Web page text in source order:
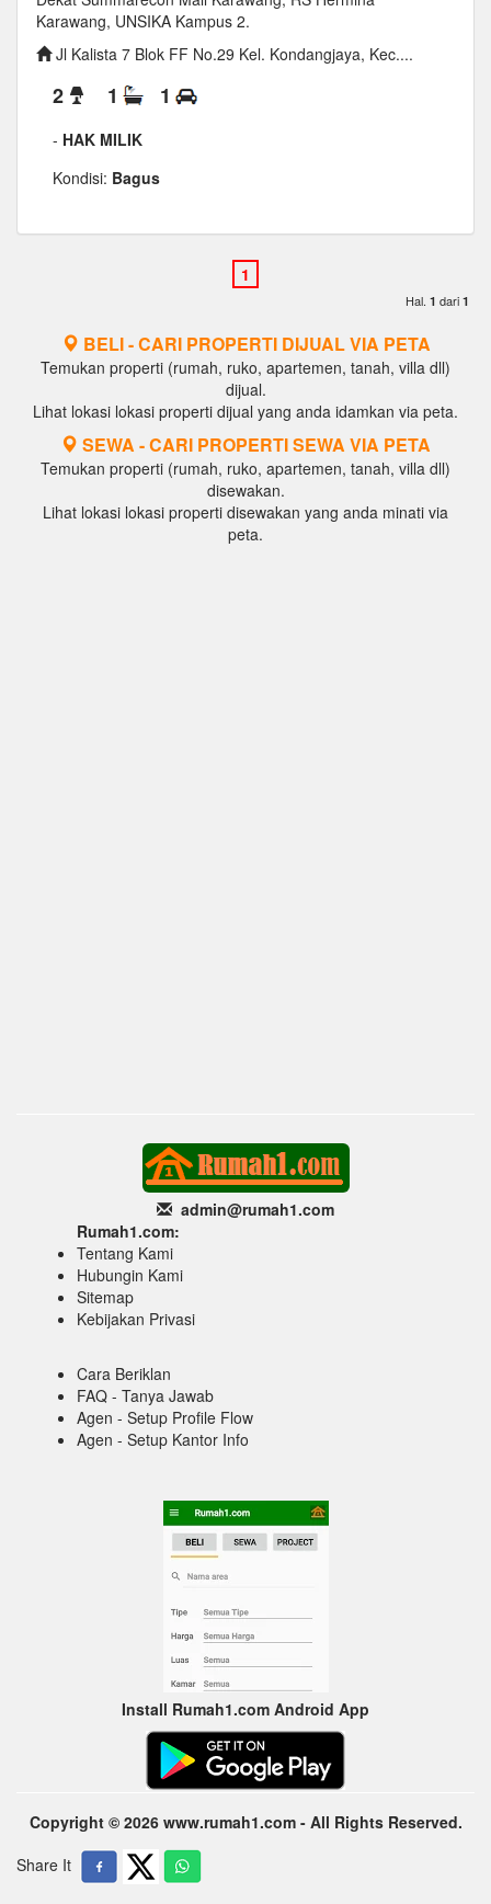
Karawang, UNSIKA Kampus 2.
Jl Kalista 7 Blok FF No.29 Kel. Kondangjaya, Kec....
2 1 1
- HAK MILIK
Kondisi: Bagus
Hal. 1 dari 1
BELI - CARI PROPERTI DIJUAL VIA PETA
Temukan properti (rumah, ruko, apartemen, tanah, villa dll)
dijual.
Lihat lokasi lokasi properti dijual yang anda idamkan via peta.
SEWA - CARI PROPERTI SEWA VIA PETA
Temukan properti (rumah, ruko, apartemen, tanah, villa dll)
disewakan.
Lihat lokasi lokasi properti disewakan yang anda minati via
peta.
admin@rumah1.com
Rumah1.com:
Tentang Kami
Hubungin Kami
Sitemap
Kebijakan Privasi
Cara Beriklan
FAQ - Tanya Jawab
Agen - Setup Profile Flow
Agen - Setup Kantor Info
Install Rumah1.com Android App
Copyright © 2026 www.rumah1.com - All Rights Reserved.
Share It